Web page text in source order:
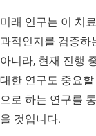
미래 연구는 이 치
과적인지를 검증하
아니라, 현재 진행
대한 연구도 중요
으로 하는 연구를
을 것입니다.